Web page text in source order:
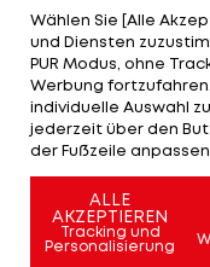
gehe davon aus,
vereinbart
Geschäftsführer
der "Rheinischen
Klubs, wie etwa
Rennen um de
Mehr zum
Wählen Sie [Alle
und Diensten
PUR Modus, ohne
Werbung
individuelle Auswahl
jederzeit über den
der Fußzeile anpassen.
ALLE
AKZEPTIEREN
Tracking und
Personalisierung